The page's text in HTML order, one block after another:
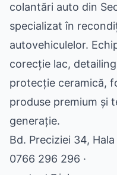
colantări auto din
specializat în
autovehiculelor.
corecție lac,
protecție ceramică,
produse premium și
generație.
Bd. Preciziei 34,
0766 296 296 ·